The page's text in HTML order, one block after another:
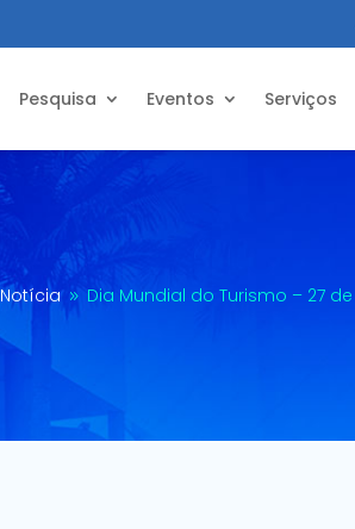
Pesquisa Eventos Serviços
Notícia 9 Dia Mundial do Turismo – 27